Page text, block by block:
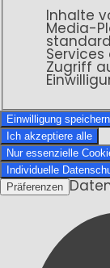
Inhalte
Media-
Zugriff
Einwilligung speichern
Ich akzeptiere alle
Nur essenzielle
Individuelle
Präferenzen